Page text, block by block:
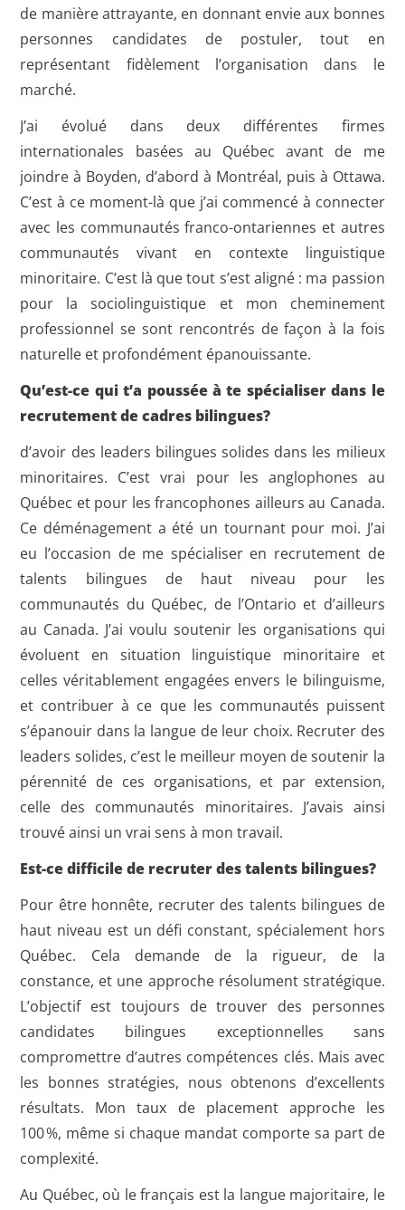
de manière attrayante, en donnant envie aux bonnes
personnes candidates de postuler, tout en
représentant fidèlement l’organisation dans le
marché.
J’ai évolué dans deux différentes firmes
internationales basées au Québec avant de me
joindre à Boyden, d’abord à Montréal, puis à Ottawa.
C’est à ce moment-là que j’ai commencé à connecter
avec les communautés franco-ontariennes et autres
communautés vivant en contexte linguistique
minoritaire. C’est là que tout s’est aligné : ma passion
pour la sociolinguistique et mon cheminement
professionnel se sont rencontrés de façon à la fois
naturelle et profondément épanouissante.
Qu’est-ce qui t’a poussée à te spécialiser dans le
recrutement de cadres bilingues?
d’avoir des leaders bilingues solides dans les milieux
minoritaires. C’est vrai pour les anglophones au
Québec et pour les francophones ailleurs au Canada.
Ce déménagement a été un tournant pour moi. J’ai
eu l’occasion de me spécialiser en recrutement de
talents bilingues de haut niveau pour les
communautés du Québec, de l’Ontario et d’ailleurs
au Canada. J’ai voulu soutenir les organisations qui
évoluent en situation linguistique minoritaire et
celles véritablement engagées envers le bilinguisme,
et contribuer à ce que les communautés puissent
s’épanouir dans la langue de leur choix. Recruter des
leaders solides, c’est le meilleur moyen de soutenir la
pérennité de ces organisations, et par extension,
celle des communautés minoritaires. J’avais ainsi
trouvé ainsi un vrai sens à mon travail.
Est-ce difficile de recruter des talents bilingues?
Pour être honnête, recruter des talents bilingues de
haut niveau est un défi constant, spécialement hors
Québec. Cela demande de la rigueur, de la
constance, et une approche résolument stratégique.
L’objectif est toujours de trouver des personnes
candidates bilingues exceptionnelles sans
compromettre d’autres compétences clés. Mais avec
les bonnes stratégies, nous obtenons d’excellents
résultats. Mon taux de placement approche les
100 %, même si chaque mandat comporte sa part de
complexité.
Au Québec, où le français est la langue majoritaire, le